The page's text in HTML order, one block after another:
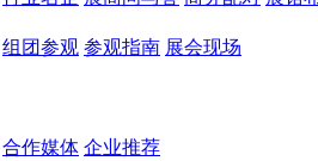
组团参观 参观指南 展会现场
合作媒体 企业推荐